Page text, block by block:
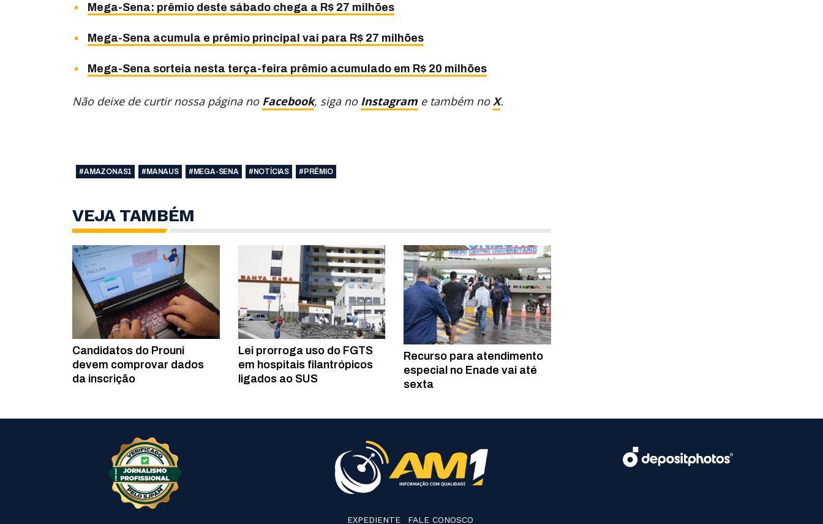
Mega-Sena: prêmio deste sábado chega a R$ 27 milhões
Mega-Sena acumula e prêmio principal vai para R$ 27 milhões
Mega-Sena sorteia nesta terça-feira prêmio acumulado em R$ 20 milhões
Não deixe de curtir nossa página no Facebook, siga no Instagram e também no X.
#AMAZONAS1 #MANAUS #MEGA-SENA #NOTÍCIAS #PRÊMIO
VEJA TAMBÉM
Candidatos do Prouni
devem comprovar dados
da inscrição
Lei prorroga uso do FGTS
em hospitais filantrópicos
ligados ao SUS
Recurso para atendimento
especial no Enade vai até
sexta
EXPEDIENTE FALE CONOSCO